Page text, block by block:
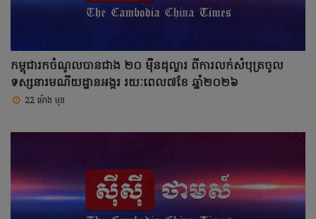
កម្ពុជារកចំណូលបានជាង ២០ ម៉ឺនដុល្លារ ពីការលក់សំបុត្រចូល
ទស្សនារមណីយដ្ឋានអង្គរ រយៈពេល៧ខែ ឆ្នាំ២០២៦
22 ម៉ោង មុន